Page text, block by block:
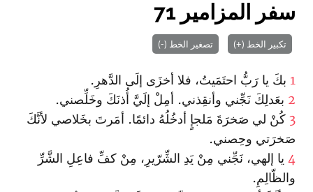
سفر المزامير 71
تكبير الخط (+) تصغير الخط (-)
1 بكَ يا رَبُّ احتَمَيتُ، فلا أخزَى إلَى الدَّهرِ.
2 بعَدلِكَ نَجِّني وأنقِذني. أمِلْ إلَيَّ أُذنَكَ وخَلِّصني.
3 كُنْ لي صَخرَةَ مَلجإٍ أدخُلُهُ دائمًا. أمَرتَ بخَلاصي لأنَّكَ
صَخرَتي وحِصني.
4 يا إلهي، نَجِّني مِنْ يَدِ الشِّرّيرِ، مِنْ كفِّ فاعِلِ الشَّرِّ
والظّالِمِ.